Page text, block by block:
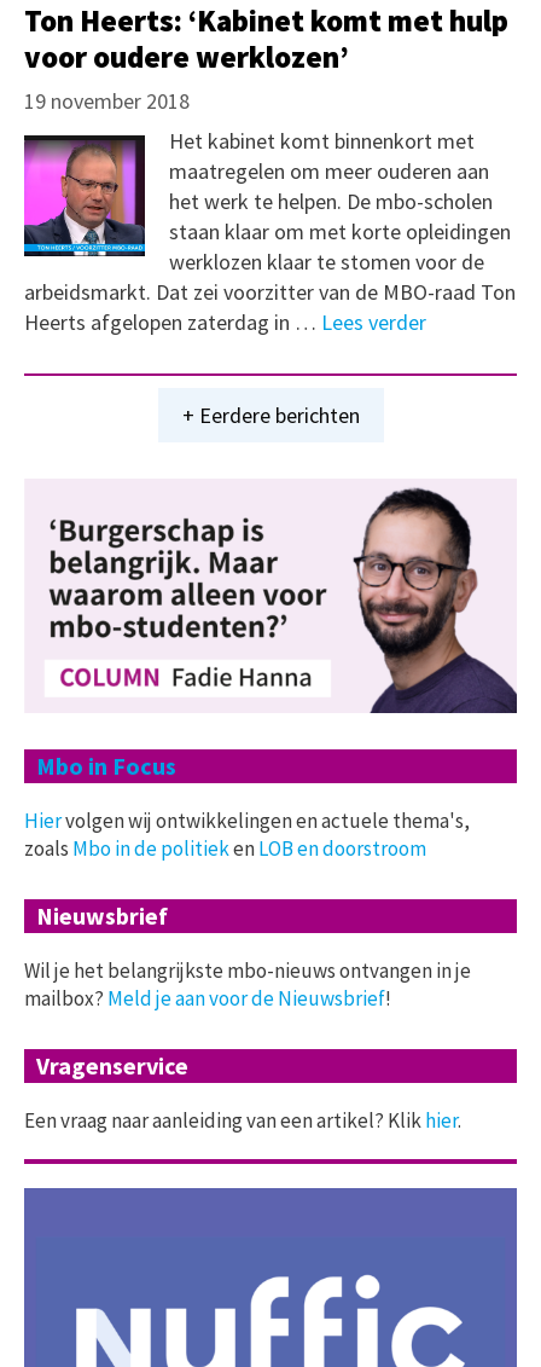
Ton Heerts: ‘Kabinet komt met hulp
voor oudere werklozen’
19 november 2018
Het kabinet komt binnenkort met
maatregelen om meer ouderen aan
het werk te helpen. De mbo-scholen
staan klaar om met korte opleidingen
werklozen klaar te stomen voor de
arbeidsmarkt. Dat zei voorzitter van de MBO-raad Ton
Heerts afgelopen zaterdag in … Lees verder
+ Eerdere berichten
Mbo in Focus
Hiervolgen wij ontwikkelingen en actuele thema's,
zoals Mbo in de politiekenLOB en doorstroom
Nieuwsbrief
Wil je het belangrijkste mbo-nieuws ontvangen in je
mailbox? Meld je aan voor de Nieuwsbrief!
Vragenservice
Een vraag naar aanleiding van een artikel? Klikhier.